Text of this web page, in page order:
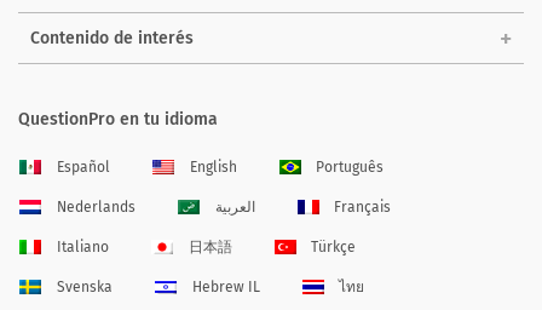
Contenido de interés
QuestionPro en tu idioma
Español English Português
Nederlands العربية Français
Italiano 日本語 Türkçe
Svenska Hebrew IL ไทย